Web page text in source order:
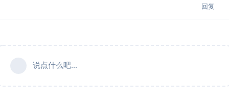
回复
说点什么吧...